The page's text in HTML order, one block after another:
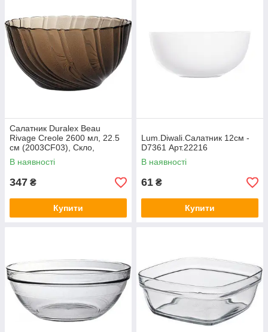
Салатник Duralex Beau
Rivage Creole 2600 мл, 22.5
см (2003CF03), Скло,
Duralex, Арт.52055
В наявності
347 ₴
Купити
Lum.Diwali.Салатник 12см -
D7361 Арт.22216
В наявності
61 ₴
Купити